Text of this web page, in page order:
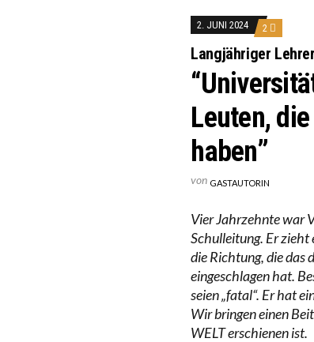
2. JUNI 2024 2
Langjähriger
Leuten,
haben”
von GASTAUTORIN
Vier Jahrzehnte war
Schulleitung. Er
die Richtung, die das
eingeschlagen hat.
seien „fatal“. Er hat
Wir bringen einen
WELT erschienen ist.